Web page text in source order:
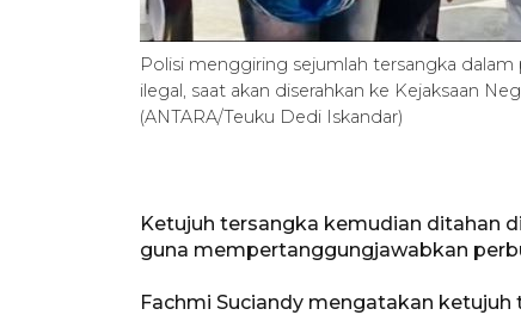
Polisi menggiring sejumlah tersangka
ilegal, saat akan diserahkan ke Kejaksaan
(ANTARA/Teuku Dedi Iskandar)
Ketujuh tersangka kemudian ditahan
guna mempertanggungjawabkan
Fachmi Suciandy mengatakan ketujuh